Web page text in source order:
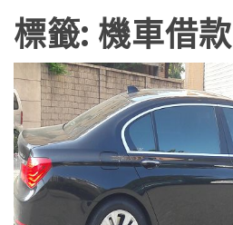
標籤: 機車借款